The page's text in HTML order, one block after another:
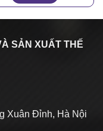
SẢN XUẤT THẾ
Xuân Đỉnh, Hà Nội